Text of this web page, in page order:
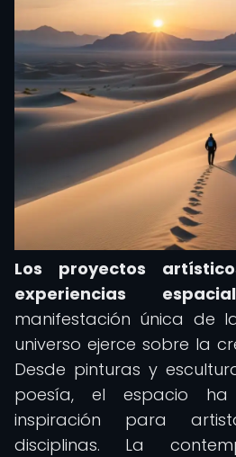
Los proyectos
experiencias
manifestación única de
universo ejerce sobre la
Desde pinturas y
poesía, el espacio
inspiración para
disciplinas. La